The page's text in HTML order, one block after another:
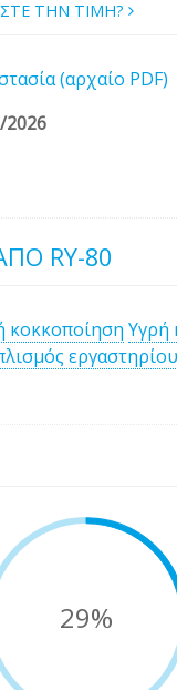
ΤΗΝ ΤΙΜΗ?
(αρχαίο PDF)
2026
RY-80
κοκκοποίηση Υγρή
εργαστηρίου
29%